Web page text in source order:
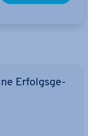
Er­folgs­ge­